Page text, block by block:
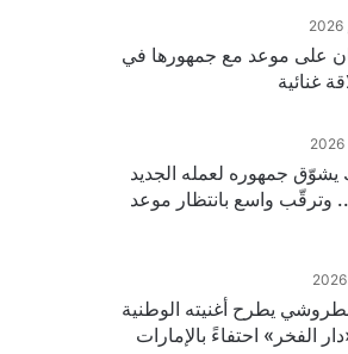
على موعد مع جمهورها في
غنائية
يشوّق جمهوره لعمله الجديد
وترقّب واسع بانتظار موعد
يطرح أغنيته الوطنية
الفخر» احتفاءً بالإمارات